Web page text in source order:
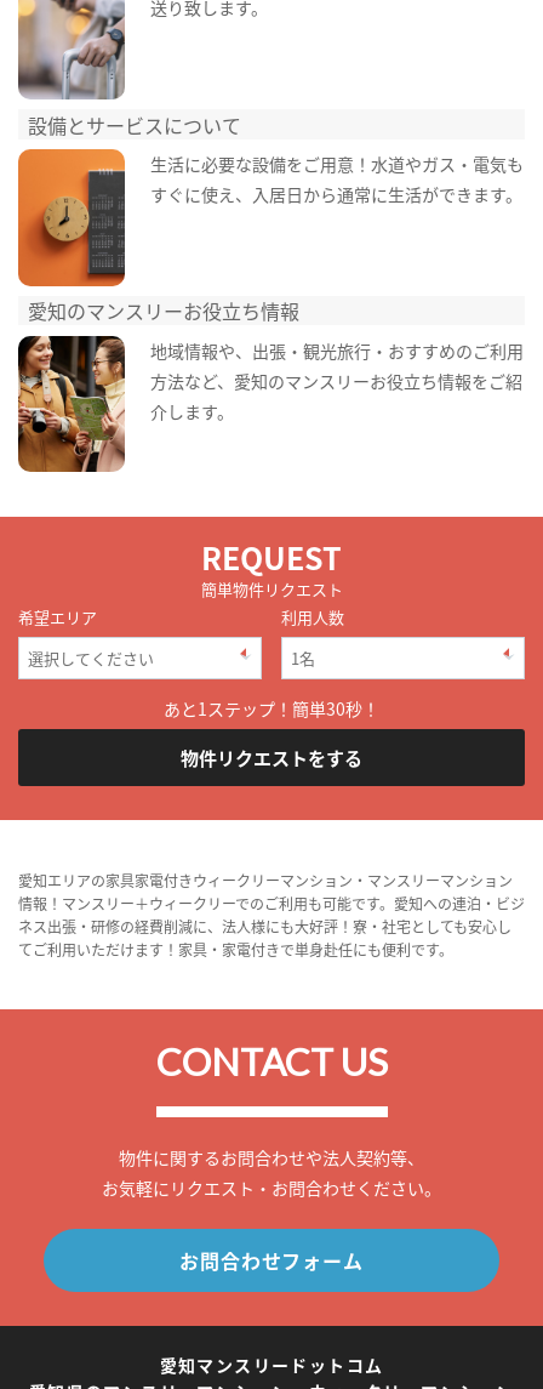
送り致します。
設備とサービスについて
生活に必要な設備をご用意！水道やガス・電気も
すぐに使え、入居日から通常に生活ができます。
愛知のマンスリーお役立ち情報
地域情報や、出張・観光旅行・おすすめのご利用
方法など、愛知のマンスリーお役立ち情報をご紹
介します。
REQUEST
簡単物件リクエスト
希望エリア
利用人数
あと1ステップ！簡単30秒！
物件リクエストをする
愛知エリアの家具家電付きウィークリーマンション・マンスリーマンション
情報！マンスリー＋ウィークリーでのご利用も可能です。愛知への連泊・ビジ
ネス出張・研修の経費削減に、法人様にも大好評！寮・社宅としても安心し
てご利用いただけます！家具・家電付きで単身赴任にも便利です。
CONTACT US
物件に関するお問合わせや法人契約等、
お気軽にリクエスト・お問合わせください。
お問合わせフォーム
愛知マンスリードットコム